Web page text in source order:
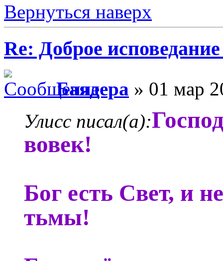
Вернуться наверх
Re: Доброе
Баядера » 01 мар
Улисс писал(а):
вовек!
Бог есть Свет, и
тьмы!